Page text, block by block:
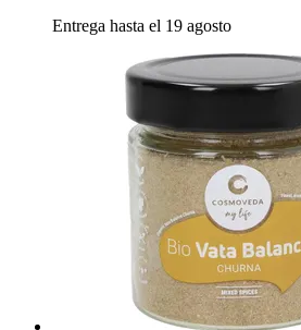
Entrega hasta el 19 agosto